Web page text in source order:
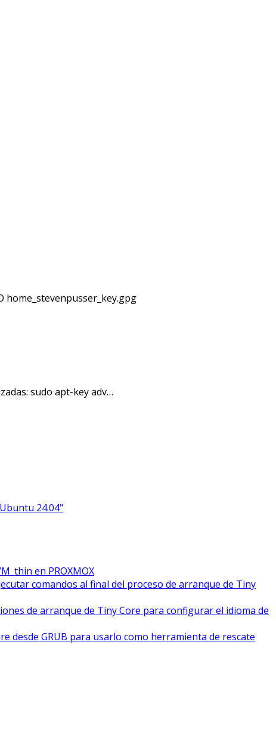
home_stevenpusser_key.gpg
sudo apt-key adv…
24.04"
en PROXMOX
comandos al final del proceso de arranque de Tiny
de arranque de Tiny Core para configurar el idioma de
desde GRUB para usarlo como herramienta de rescate